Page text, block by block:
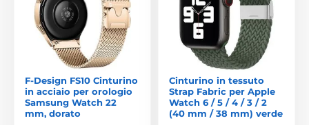
F-Design FS10 Cinturino
in acciaio per orologio
Samsung Watch 22
mm, dorato
Cinturino in tessuto
Strap Fabric per Apple
Watch 6 / 5 / 4 / 3 / 2
(40 mm / 38 mm) verde